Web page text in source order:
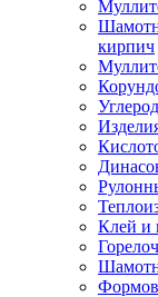
кирпич
Клей и